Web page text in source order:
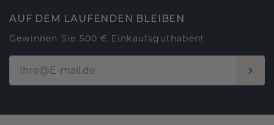
AUF DEM LAUFENDEN BLEIBEN
Gewinnen Sie 500 € Einkaufsguthaben!